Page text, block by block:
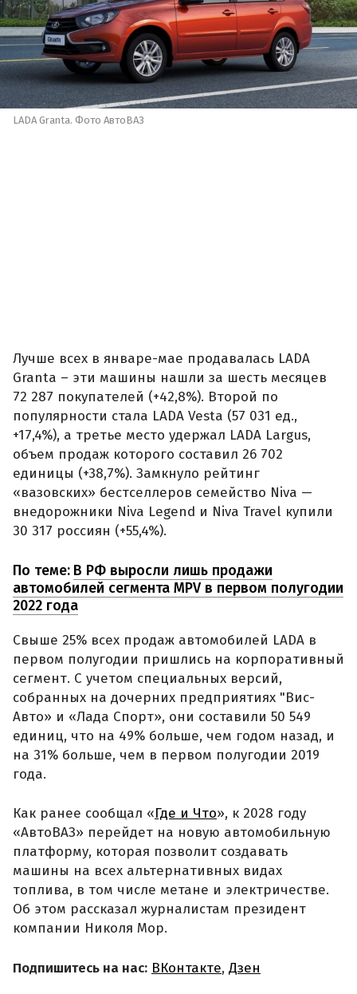
LADA Granta. Фото АвтоВАЗ
Лучше всех в январе-мае продавалась LADA
Granta – эти машины нашли за шесть месяцев
72 287 покупателей (+42,8%). Второй по
популярности стала LADA Vesta (57 031 ед.,
+17,4%), а третье место удержал LADA Largus,
объем продаж которого составил 26 702
единицы (+38,7%). Замкнуло рейтинг
«вазовских» бестселлеров семейство Niva —
внедорожники Niva Legend и Niva Travel купили
30 317 россиян (+55,4%).
По теме: В РФ выросли лишь продажи
автомобилей сегмента MPV в первом полугодии
2022 года
Свыше 25% всех продаж автомобилей LADA в
первом полугодии пришлись на корпоративный
сегмент. С учетом специальных версий,
собранных на дочерних предприятиях "Вис-
Авто» и «Лада Спорт», они составили 50 549
единиц, что на 49% больше, чем годом назад, и
на 31% больше, чем в первом полугодии 2019
года.
Как ранее сообщал «Где и Что», к 2028 году
«АвтоВАЗ» перейдет на новую автомобильную
платформу, которая позволит создавать
машины на всех альтернативных видах
топлива, в том числе метане и электричестве.
Об этом рассказал журналистам президент
компании Николя Мор.
Подпишитесь на нас: ВКонтакте, Дзен